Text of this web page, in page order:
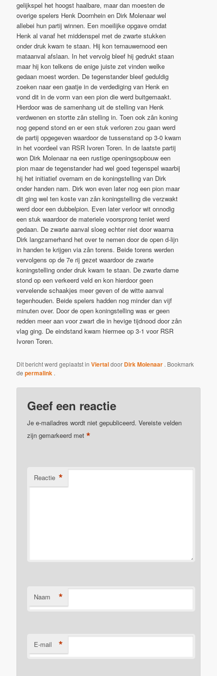
gelijkspel het hoogst haalbare, maar dan moesten de
overige spelers Henk Doornhein en Dirk Molenaar wel
allebei hun partij winnen. Een moeilijke opgave omdat
Henk al vanaf het middenspel met de zwarte stukken
onder druk kwam te staan. Hij kon ternauwernood een
mataanval afslaan. In het vervolg bleef hij gedrukt staan
maar hij kon telkens de enige juiste zet vinden welke
gedaan moest worden. De tegenstander bleef geduldig
zoeken naar een gaatje in de verdediging van Henk en
vond dit in de vorm van een pion die werd buitgemaakt.
Hierdoor was de samenhang uit de stelling van Henk
verdwenen en stortte zân stelling in. Toen ook zân koning
nog gepend stond en er een stuk verloren zou gaan werd
de partij opgegeven waardoor de tussenstand op 3-0 kwam
in het voordeel van RSR Ivoren Toren. In de laatste partij
won Dirk Molenaar na een rustige openingsopbouw een
pion maar de tegenstander had wel goed tegenspel waarbij
hij het initiatief overnam en de koningstelling van Dirk
onder handen nam. Dirk won even later nog een pion maar
dit ging wel ten koste van zân koningstelling die verzwakt
werd door een dubbelpion. Even later verloor wit onnodig
een stuk waardoor de materiele voorsprong teniet werd
gedaan. De zwarte aanval sloeg echter niet door waarna
Dirk langzamerhand het over te nemen door de open d-lijn
in handen te krijgen via zân torens. Beide torens werden
vervolgens op de 7e rij gezet waardoor de zwarte
koningstelling onder druk kwam te staan. De zwarte dame
stond op een verkeerd veld en kon hierdoor geen
vervelende schaakjes meer geven of de witte aanval
tegenhouden. Beide spelers hadden nog minder dan vijf
minuten over. Door de open koningstelling was er geen
redden meer aan voor zwart die in hevige tijdnood door zân
vlag ging. De eindstand kwam hiermee op 3-1 voor RSR
Ivoren Toren.
Dit bericht werd geplaatst inViertaldoor Dirk Molenaar . Bookmark
depermalink .
Geef een reactie
Je e-mailadres wordt niet gepubliceerd. Vereiste velden
zijn gemarkeerd met*
Reactie *
Naam *
E-mail *